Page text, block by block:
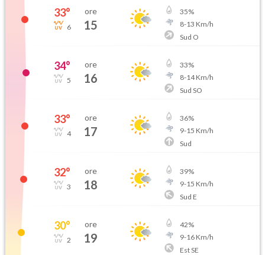
33°
6
ore
15
35%
8-13 Km/h
Sud O
34°
5
ore
16
33%
8-14Km/h
Sud SO
33°
4
ore
17
36%
9-15 Km/h
Sud
32°
3
ore
18
39%
9-15 Km/h
Sud E
30°
2
ore
19
42%
9-16Km/h
Est SE